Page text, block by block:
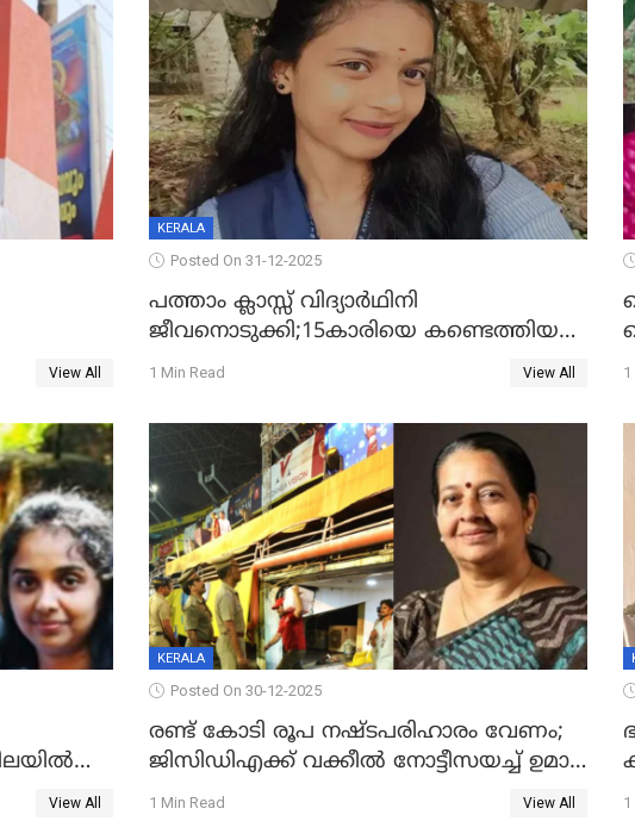
View All
KERALA
Posted On 31-12-2025
പത്താം ക്ലാസ്സ് വിദ്യാര്‍ഥിനി
ജീവനൊടുക്കി;15കാരിയെ കണ്ടെത്തിയത്
കിടപ്പുമുറിയില്‍ തൂങ്ങി മരിച്ച നിലയിൽ
1 Min Read View All 1
View All
KERALA
Posted On 30-12-2025
രണ്ട് കോടി രൂപ നഷ്ടപരിഹാരം വേണം;
ജിസിഡിഎക്ക് വക്കീൽ നോട്ടീസയച്ച് ഉമാ
തോമസ്
1 Min Read View All 1